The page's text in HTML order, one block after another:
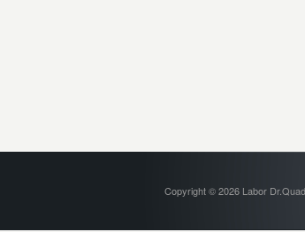
Copyright © 2026 Labor